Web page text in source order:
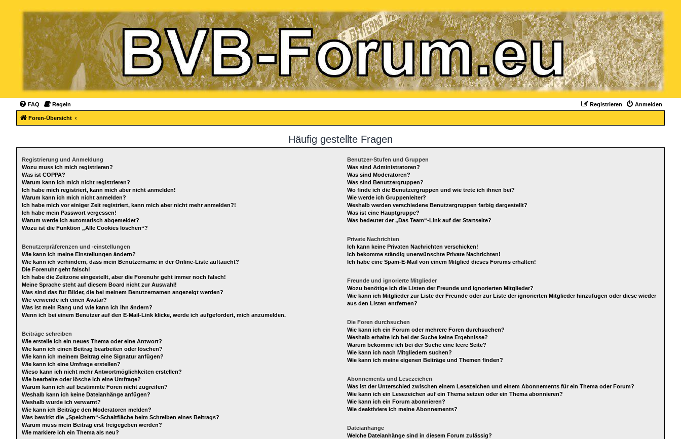
FAQ Regeln Anmelden
Registrieren
Foren-Übersicht
Häufig gestellte Fragen
Registrierung und Anmeldung
Wozu muss ich mich registrieren?
Was ist COPPA?
Warum kann ich mich nicht registrieren?
Ich habe mich registriert, kann mich aber nicht anmelden!
Warum kann ich mich nicht anmelden?
Ich habe mich vor einiger Zeit registriert, kann mich aber nicht mehr anmelden?!
Ich habe mein Passwort vergessen!
Warum werde ich automatisch abgemeldet?
Wozu ist die Funktion „Alle Cookies löschen“?
Benutzerpräferenzen und -einstellungen
Wie kann ich meine Einstellungen ändern?
Wie kann ich verhindern, dass mein Benutzername in der Online-Liste auftaucht?
Die Forenuhr geht falsch!
Ich habe die Zeitzone eingestellt, aber die Forenuhr geht immer noch falsch!
Meine Sprache steht auf diesem Board nicht zur Auswahl!
Was sind das für Bilder, die bei meinem Benutzernamen angezeigt werden?
Wie verwende ich einen Avatar?
Was ist mein Rang und wie kann ich ihn ändern?
Wenn ich bei einem Benutzer auf den E-Mail-Link klicke, werde ich aufgefordert, mich anzumelden.
Beiträge schreiben
Wie erstelle ich ein neues Thema oder eine Antwort?
Wie kann ich einen Beitrag bearbeiten oder löschen?
Wie kann ich meinem Beitrag eine Signatur anfügen?
Wie kann ich eine Umfrage erstellen?
Wieso kann ich nicht mehr Antwortmöglichkeiten erstellen?
Wie bearbeite oder lösche ich eine Umfrage?
Warum kann ich auf bestimmte Foren nicht zugreifen?
Weshalb kann ich keine Dateianhänge anfügen?
Weshalb wurde ich verwarnt?
Wie kann ich Beiträge den Moderatoren melden?
Was bewirkt die „Speichern“-Schaltfläche beim Schreiben eines Beitrags?
Warum muss mein Beitrag erst freigegeben werden?
Wie markiere ich ein Thema als neu?
Benutzer-Stufen und Gruppen
Was sind Administratoren?
Was sind Moderatoren?
Was sind Benutzergruppen?
Wo finde ich die Benutzergruppen und wie trete ich ihnen bei?
Wie werde ich Gruppenleiter?
Weshalb werden verschiedene Benutzergruppen farbig dargestellt?
Was ist eine Hauptgruppe?
Was bedeutet der „Das Team“-Link auf der Startseite?
Private Nachrichten
Ich kann keine Privaten Nachrichten verschicken!
Ich bekomme ständig unerwünschte Private Nachrichten!
Ich habe eine Spam-E-Mail von einem Mitglied dieses Forums erhalten!
Freunde und ignorierte Mitglieder
Wozu benötige ich die Listen der Freunde und ignorierten Mitglieder?
Wie kann ich Mitglieder zur Liste der Freunde oder zur Liste der ignorierten Mitglieder hinzufügen oder diese wieder
aus den Listen entfernen?
Die Foren durchsuchen
Wie kann ich ein Forum oder mehrere Foren durchsuchen?
Weshalb erhalte ich bei der Suche keine Ergebnisse?
Warum bekomme ich bei der Suche eine leere Seite?
Wie kann ich nach Mitgliedern suchen?
Wie kann ich meine eigenen Beiträge und Themen finden?
Abonnements und Lesezeichen
Was ist der Unterschied zwischen einem Lesezeichen und einem Abonnements für ein Thema oder Forum?
Wie kann ich ein Lesezeichen auf ein Thema setzen oder ein Thema abonnieren?
Wie kann ich ein Forum abonnieren?
Wie deaktiviere ich meine Abonnements?
Dateianhänge
Welche Dateianhänge sind in diesem Forum zulässig?